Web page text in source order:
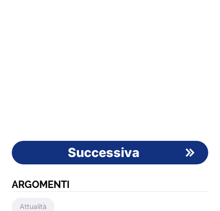
Successiva
ARGOMENTI
Attualità